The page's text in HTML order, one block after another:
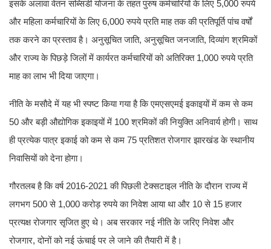
इसके अलावा वेतन सब्सिडी योजना के तहत पुरुष कर्मचारियों के लिए 5,000 रुपये
और महिला कर्मचारियों के लिए 6,000 रुपये प्रति माह तक की प्रतिपूर्ति पांच वर्षों
तक करने का प्रस्ताव है। अनुसूचित जाति, अनुसूचित जनजाति, दिव्यांग श्रमिकों
और राज्य के पिछड़े जिलों में कार्यरत कर्मचारियों को अतिरिक्त 1,000 रुपये प्रति
माह का लाभ भी दिया जाएगा।
नीति के मसौदे में यह भी स्पष्ट किया गया है कि एमएसएमई इकाइयों में कम से कम
50 और बड़ी औद्योगिक इकाइयों में 100 श्रमिकों की नियुक्ति अनिवार्य होगी। साथ
ही प्रत्येक पात्र इकाई को कम से कम 75 प्रतिशत रोजगार झारखंड के स्थानीय
निवासियों को देना होगा।
गौरतलब है कि वर्ष 2016-2021 की पिछली टेक्सटाइल नीति के दौरान राज्य में
लगभग 500 से 1,000 करोड़ रुपये का निवेश आया था और 10 से 15 हजार
प्रत्यक्ष रोजगार सृजित हुए थे। अब सरकार नई नीति के जरिए निवेश और
रोजगार, दोनों को नई ऊंचाई पर ले जाने की तैयारी में है।